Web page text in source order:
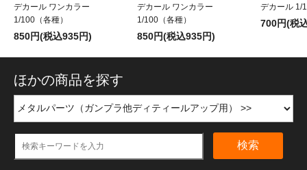
デカール ワンカラー
1/100（各種）
850円(税込935円)
デカール ワンカラー
1/100（各種）
850円(税込935円)
デカール 1/
700円(税
ほかの商品を探す
検索